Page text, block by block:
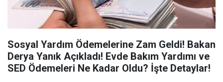
Sosyal Yardım Ödemelerine Zam Geldi! Bakan
Derya Yanık Açıkladı! Evde Bakım Yardımı ve
SED Ödemeleri Ne Kadar Oldu? İşte Detaylar!